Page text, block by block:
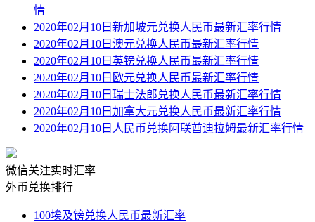
情
2020年02月10日新加坡元兑换人民币最新汇率行情
2020年02月10日澳元兑换人民币最新汇率行情
2020年02月10日英镑兑换人民币最新汇率行情
2020年02月10日欧元兑换人民币最新汇率行情
2020年02月10日瑞士法郎兑换人民币最新汇率行情
2020年02月10日加拿大元兑换人民币最新汇率行情
2020年02月10日人民币兑换阿联酋迪拉姆最新汇率行情
微信关注实时汇率
外币兑换排行
100埃及镑兑换人民币最新汇率